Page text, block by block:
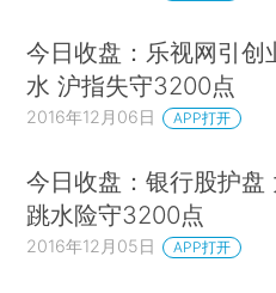
今日收盘：乐视网引创
水 沪指失守3200点
2016年12月06日 APP打开
今日收盘：银行股护盘
跳水险守3200点
2016年12月05日 APP打开